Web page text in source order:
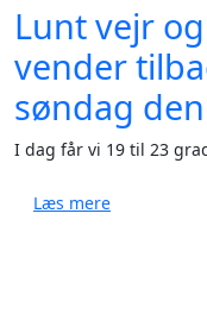
Lunt vejr
vender
søndag
I dag får vi 19 til 23
Læs mereom Lunt